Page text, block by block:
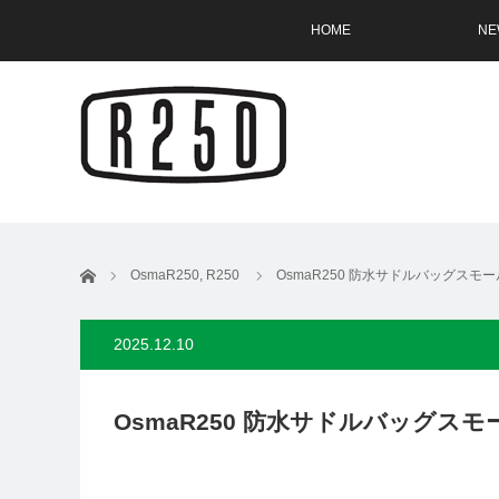
HOME
ホーム OsmaR250, R250 OsmaR250 防水サドルバッグスモ
2025.12.10
OsmaR250 防水サドルバッグスモ